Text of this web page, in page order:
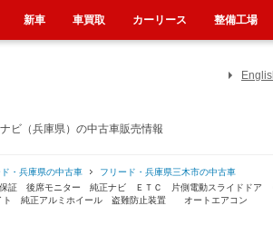
（兵庫県）の中古車販売情報
・兵庫県の中古車
フリード・兵庫県三木市の中古車
保証 後席モニター 純正ナビ ＥＴＣ 片側電動スライドドア
ト 純正アルミホイール 盗難防止装置 オートエアコン
新車 車買取 カーリース 整備工場